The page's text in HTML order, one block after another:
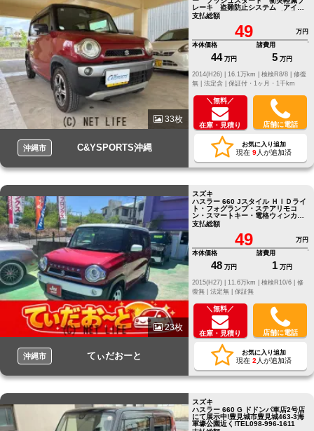
33枚
沖縄市 C&YSPORTS沖縄
レーキ 盗難防止システム アイド
リングストップ Bluetooth接続
ナビ シートヒーター
支払総額
49
万円
本体価格
44 万円
諸費用
5 万円
修復
無 | 法定含 | 保証付・1ヶ月・1千km
＼無料／
在庫・見積り 店舗に電話
お気に入り追加
現在 9人が追加済
23枚
沖縄市 てぃだおーと
スズキ
ハスラー 660 Jスタイル ＨＩＤライ
ト・フォグランプ・ステアリモコ
ン・スマートキー・電格ウィンカー
ミラー・Sエネチャージ
支払総額
49
万円
本体価格
48 万円
諸費用
1 万円
修
復無 | 法定無 | 保証無
＼無料／
在庫・見積り 店舗に電話
お気に入り追加
現在 2 人が追加済
スズキ
ハスラー 660 G ドドンパ車店2号店
にて展示中!豊見城市豊見城463‐3海
軍壕公園近く!TEL098-996-1611